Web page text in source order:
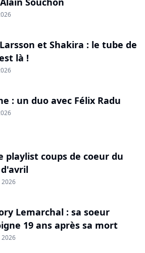
et Shakira : le tube de
là !
: un duo avec Félix Radu
playlist coups de coeur du
2026
Lemarchal : sa soeur
19 ans après sa mort
2026